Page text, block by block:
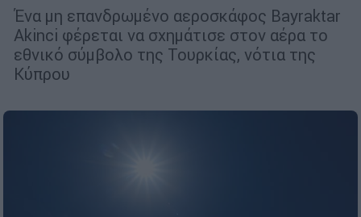
Ένα μη επανδρωμένο αεροσκάφος Bayraktar
Akinci φέρεται να σχημάτισε στον αέρα το
εθνικό σύμβολο της Τουρκίας, νότια της
Κύπρου